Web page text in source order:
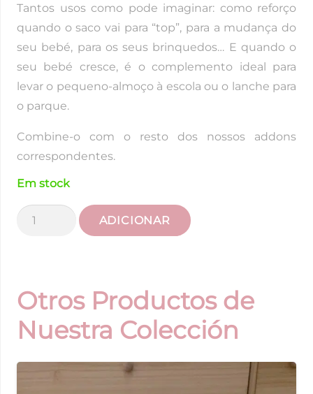
Tantos usos como pode imaginar: como reforço
quando o saco vai para “top”, para a mudança do
seu bebé, para os seus brinquedos… E quando o
seu bebé cresce, é o complemento ideal para
levar o pequeno-almoço à escola ou o lanche para
o parque.
Combine-o com o resto dos nossos addons
correspondentes.
Em stock
Quantidade
Aqua
mini
ADICIONAR
Otros Productos de
Nuestra Colección